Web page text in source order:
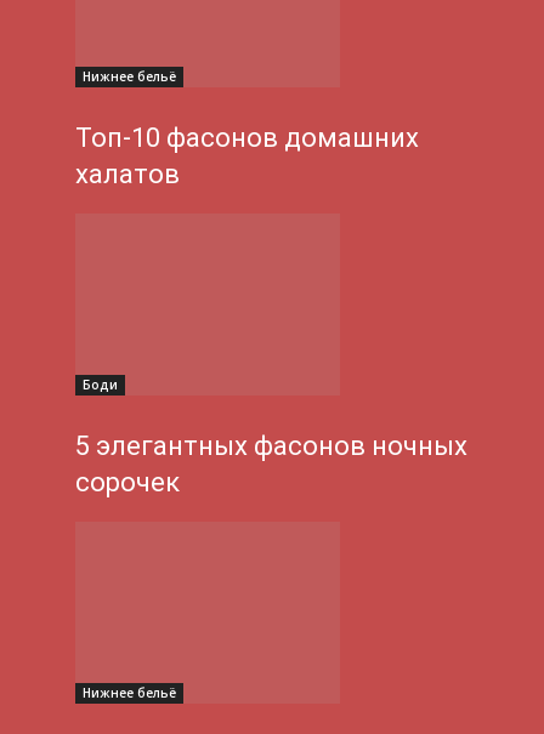
Нижнее бельё
Топ-10 фасонов домашних
халатов
Боди
5 элегантных фасонов ночных
сорочек
Нижнее бельё